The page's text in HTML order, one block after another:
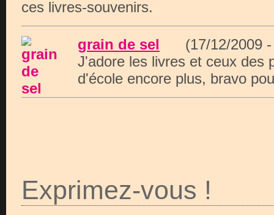
ces livres-souvenirs.
grain de sel (17/12/2009
J'adore les livres et ceux des
d'école encore plus, bravo
Exprimez-vous !